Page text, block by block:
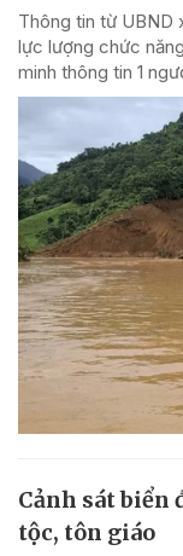
Thông tin từ UBND
lực lượng chức
minh thông tin 1
Cảnh sát biển
tộc, tôn giáo